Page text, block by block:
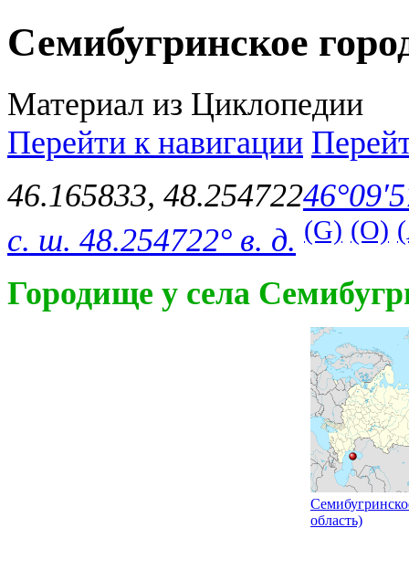
Семибугринское
Материал из Циклопедии
Перейти к навигации
46.165833, 48.254722
с. ш. 48.254722° в. д. (G) (O)
Городище у села
область)